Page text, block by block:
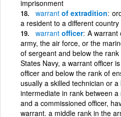
imprisonment
warrant of extradition
a resident to a different
warrant officer A warrant
army, the air force, or the
of sergeant and below the
States Navy, a warrant officer
officer and below the rank of
usually a skilled technician or
intermediate in rank between
and a commissioned officer,
warrant. a middle rank in the